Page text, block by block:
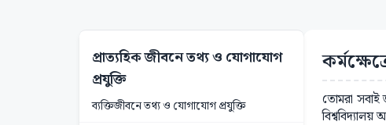
প্রাত্যহিক জীবনে তথ্য ও যোগাযোগ
প্রযুক্তি
ব্যক্তিজীবনে তথ্য ও যোগাযোগ প্রযুক্তি
তোমরা সবাই